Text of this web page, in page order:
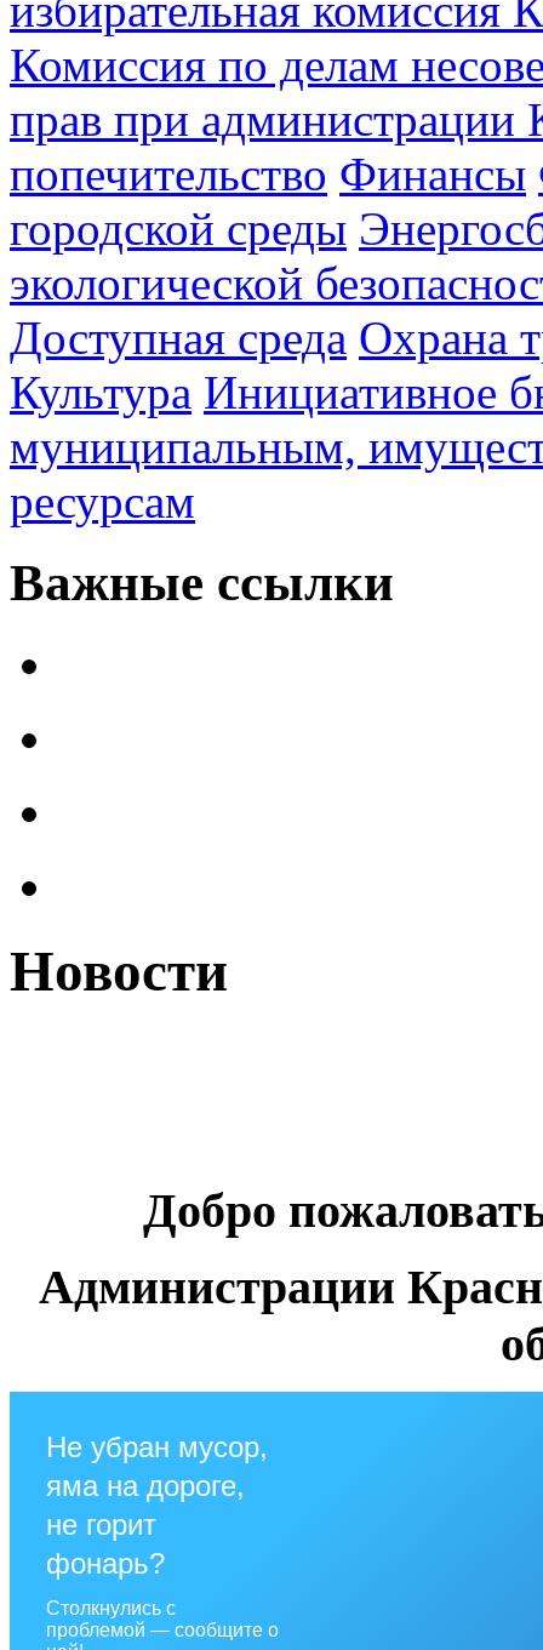
Комиссия по делам
прав при администрации
попечительство Финансы
городской среды
экологической
Доступная среда Охрана
Культура Инициативное
муниципальным,
ресурсам
Важные ссылки
Новости
Добро
Администрации
Не убран мусор,
яма на дороге,
не горит
фонарь?
Столкнулись с
проблемой — сообщите о